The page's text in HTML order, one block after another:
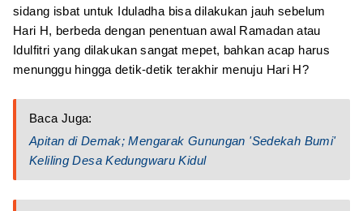
sidang isbat untuk Iduladha bisa dilakukan jauh sebelum
Hari H, berbeda dengan penentuan awal Ramadan atau
Idulfitri yang dilakukan sangat mepet, bahkan acap harus
menunggu hingga detik-detik terakhir menuju Hari H?
Baca Juga:
Apitan di Demak; Mengarak Gunungan 'Sedekah Bumi'
Keliling Desa Kedungwaru Kidul